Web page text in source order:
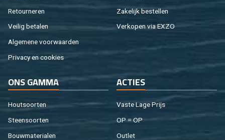
Re­tour­ne­ren
Vei­lig be­ta­len
Al­ge­me­ne voor­waar­den
Pri­va­cy en coo­kies
Za­ke­lijk be­stel­len
Ver­ko­pen via EXZO
ONS GAMMA
Hout­soor­ten
Steen­soor­ten
Bouw­ma­te­ri­a­len
AC­TIES
Vaste Lage Prijs
OP = OP
Out­let